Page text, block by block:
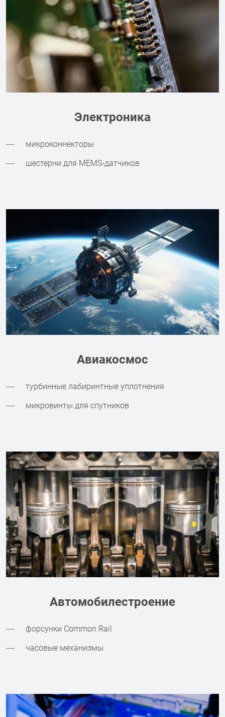
Электроника
микроконнекторы
шестерни для MEMS-датчиков
Авиакосмос
турбинные лабиринтные уплотнения
микровинты для спутников
Автомобилестроение
форсунки Common Rail
часовые механизмы